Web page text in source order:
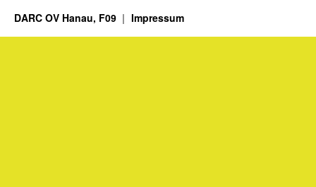
DARC OV Hanau, F09 Impressum